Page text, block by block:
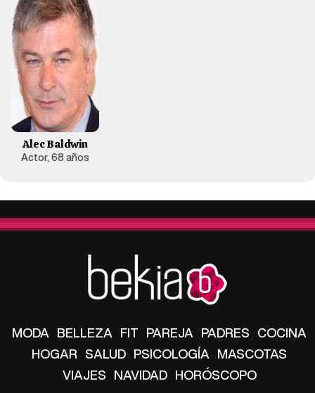
Alec Baldwin
Actor, 68 años
MODA BELLEZA FIT PAREJA PADRES COCINA
HOGAR SALUD PSICOLOGÍA MASCOTAS
VIAJES NAVIDAD HORÓSCOPO